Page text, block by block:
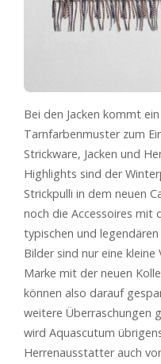
Bei den Jacken kommt
Tarnfarbenmuster zum
Strickware, Jacken und
Highlights sind der
Strickpulli in dem neuen
noch die Accessoires mit
typischen und
Bilder sind nur eine
Marke mit der neuen
können also darauf
weitere Überraschungen
wird Aquascutum
Herrenausstatter auch